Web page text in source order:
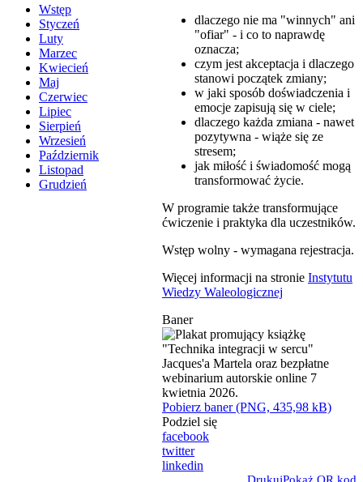
Wstęp
Styczeń
Luty
Marzec
Kwiecień
Maj
Czerwiec
Lipiec
Sierpień
Wrzesień
Październik
Listopad
Grudzień
dlaczego nie ma "winnych" ani
"ofiar" - i co to naprawdę
oznacza;
czym jest akceptacja i dlaczego
stanowi początek zmiany;
w jaki sposób doświadczenia i
emocje zapisują się w ciele;
dlaczego każda zmiana - nawet
pozytywna - wiąże się ze
stresem;
jak miłość i świadomość mogą
transformować życie.
W programie także transformujące
ćwiczenie i praktyka dla uczestników.
Wstęp wolny - wymagana rejestracja.
Więcej informacji na stronie Instytutu
Wiedzy Waleologicznej
Baner
Pobierz baner (PNG, 435,98 kB)
Podziel się
facebook
twitter
linkedin